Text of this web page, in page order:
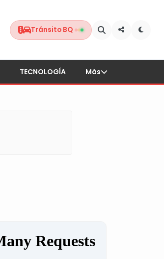
Tránsito BQ
TECNOLOGÍA Más